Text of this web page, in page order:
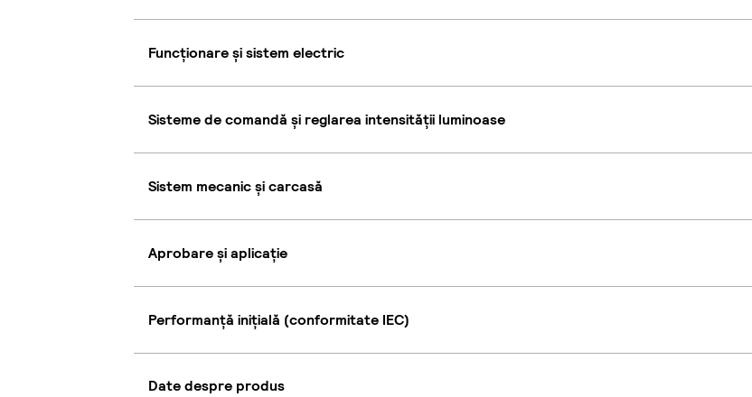
Funcționare și sistem electric
Sisteme de comandă și reglarea intensității luminoase
Sistem mecanic și carcasă
Aprobare și aplicație
Performanță inițială (conformitate IEC)
Date despre produs